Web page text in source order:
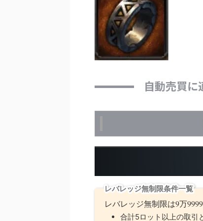
自動売買
レバレッジ無制限条件一覧
レバレッジ無制限は9万
合計5ロット以上の取引